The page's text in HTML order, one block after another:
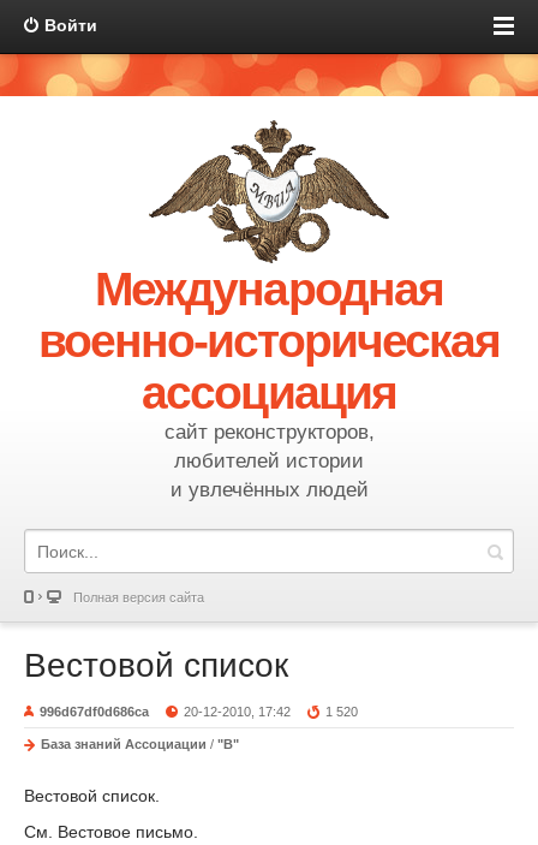
Войти
Международная
военно-историческая
ассоциация
сайт реконструкторов,
любителей истории
и увлечённых людей
Полная версия сайта
Вестовой список
996d67df0d686ca 20-12-2010, 17:42 1 520
База знаний Ассоциации / "В"
Вестовой список.
См. Вестовое письмо.